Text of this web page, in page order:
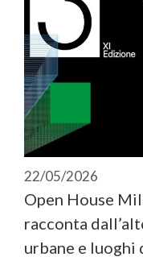
22/05/2026
Open House
racconta
urbane e luoghi